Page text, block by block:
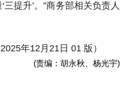
提升’。”商务部相关负责人
年12月21日 01 版）
(责编：胡永秋、杨光宇)